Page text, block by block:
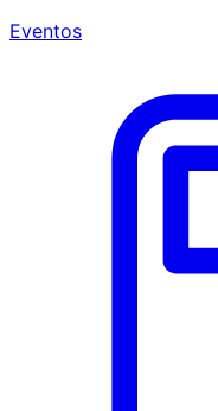
Eventos